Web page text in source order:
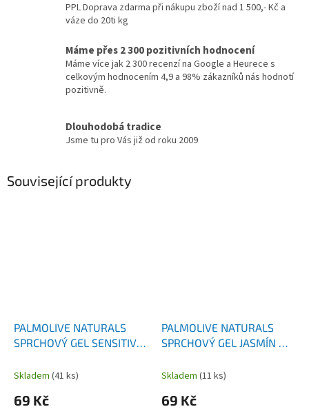
PPL Doprava zdarma při nákupu zboží nad 1 500,- Kč a
váze do 20ti kg
Máme přes 2 300 pozitivních hodnocení
Máme více jak 2 300 recenzí na Google a Heurece s
celkovým hodnocením 4,9 a 98% zákazníků nás hodnotí
pozitivně.
Dlouhodobá tradice
Jsme tu pro Vás již od roku 2009
Související produkty
PALMOLIVE NATURALS
SPRCHOVÝ GEL SENSITIVE
Skladem (41 ks)
69 Kč
PALMOLIVE NATURALS
SPRCHOVÝ GEL JASMÍN &
Skladem (11 ks)
69 Kč